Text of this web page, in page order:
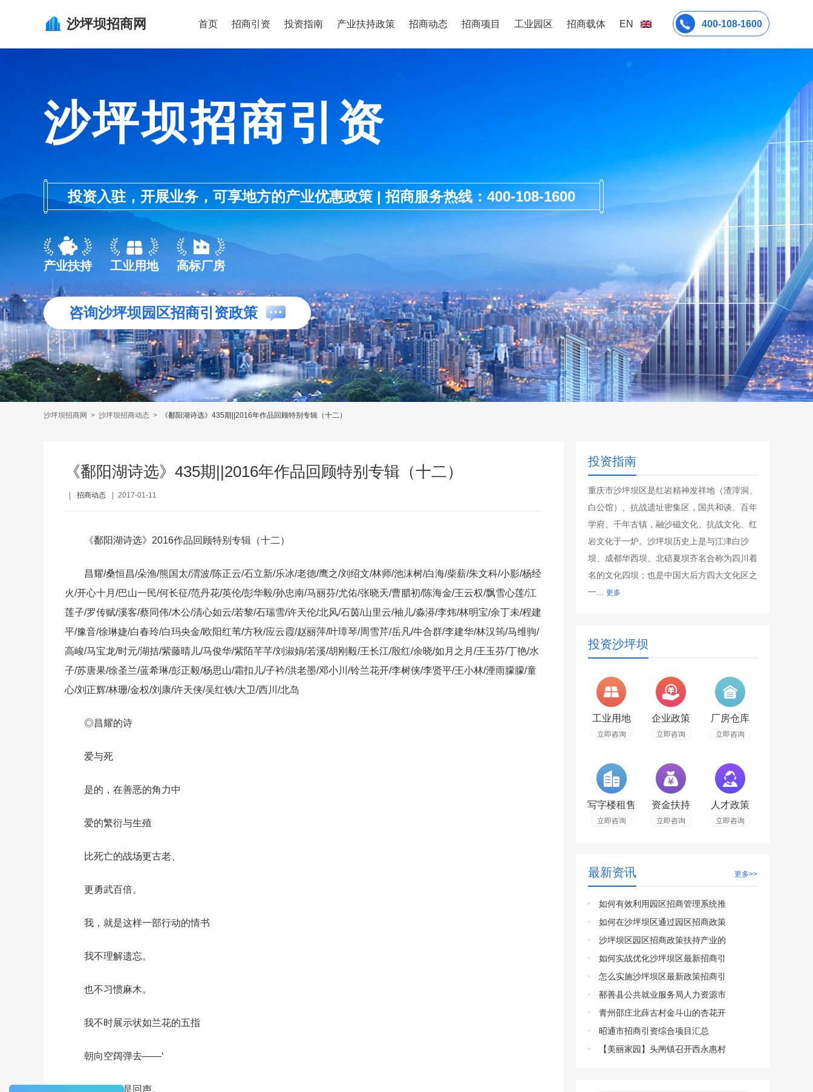
沙坪坝招商网 首页 招商引资 投资指南 产业扶持政策 招商动态 招商项目 工业园区 招商载体 EN 400-108-1600
沙坪坝招商引资
投资入驻，开展业务，可享地方的产业优惠政策 | 招商服务热线：400-108-1600
产业扶持 工业用地 高标厂房
咨询沙坪坝园区招商引资政策
沙坪坝招商网 > 沙坪坝招商动态 > 《鄱阳湖诗选》435期||2016年作品回顾特别专辑（十二）
《鄱阳湖诗选》435期||2016年作品回顾特别专辑（十二）
招商动态 2017-01-11
《鄱阳湖诗选》2016作品回顾特别专辑（十二）
昌耀/桑恒昌/朵渔/熊国太/渭波/陈正云/石立新/乐冰/老德/鹰之/刘绍文/林师/池沫树/白海/柴薪/朱文科/小影/杨经
火/开心十月/巴山一民/何长征/范丹花/英伦/彭华毅/孙忠南/马丽芬/尤佑/张晓天/曹腊初/陈海金/王云权/飘雪心莲/江
莲子/罗传赋/溪客/蔡同伟/木公/清心如云/若黎/石瑞雪/许天伦/北风/石茵/山里云/袖儿/淼漭/李炜/林明宝/余丁未/程建
平/豫音/徐琳婕/白春玲/白玛央金/欧阳红苇/方秋/应云霞/赵丽萍/叶璋琴/周雪芹/岳凡/牛合群/李建华/林汉筠/马维驹/
高峻/马宝龙/时元/湖拮/紫藤晴儿/马俊华/紫陌芊芊/刘淑娟/若溪/胡刚毅/王长江/殷红/余晓/如月之月/王玉芬/丁艳/水
子/苏唐果/徐圣兰/蓝希琳/彭正毅/杨思山/霜扣儿/子衿/洪老墨/邓小川/铃兰花开/李树侠/李贤平/王小林/湮雨朦朦/童
心/刘正辉/林珊/金权/刘康/许天侠/吴红铁/大卫/西川/北岛
◎昌耀的诗
爱与死
是的，在善恶的角力中
爱的繁衍与生殖
比死亡的战场更古老、
更勇武百倍。
我，就是这样一部行动的情书
我不理解遗忘。
也不习惯麻木。
我不时展示状如兰花的五指
朝向空阔弹去——‘
触痛了的是回声。
投资指南
重庆市沙坪坝区是红岩精神发祥地（渣滓洞、
白公馆）、抗战遗址密集区，国共和谈、百年
学府、千年古镇，融沙磁文化、抗战文化、红
岩文化于一炉。沙坪坝历史上是与江津白沙
坝、成都华西坝、北碚夏坝齐名合称为四川着
名的文化四坝；也是中国大后方四大文化区之
一... 更多
投资沙坪坝
工业用地
立即咨询
企业政策
立即咨询
厂房仓库
立即咨询
写字楼租售
立即咨询
资金扶持
立即咨询
人才政策
立即咨询
最新资讯 更多>>
如何有效利用园区招商管理系统推
如何在沙坪坝区通过园区招商政策
沙坪坝区园区招商政策扶持产业的
如何实战优化沙坪坝区最新招商引
怎么实施沙坪坝区最新政策招商引
鄯善县公共就业服务局人力资源市
青州邵庄北薛古村金斗山的杏花开
昭通市招商引资综合项目汇总
【美丽家园】头闸镇召开西永惠村